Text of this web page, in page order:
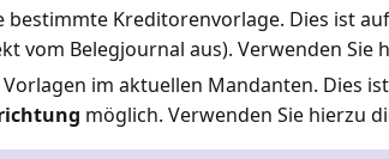
bestimmte Kreditorenvorlage. Dies ist
vom Belegjournal aus). Verwenden Sie
Vorlagen im aktuellen Mandanten. Dies
möglich. Verwenden Sie hierzu